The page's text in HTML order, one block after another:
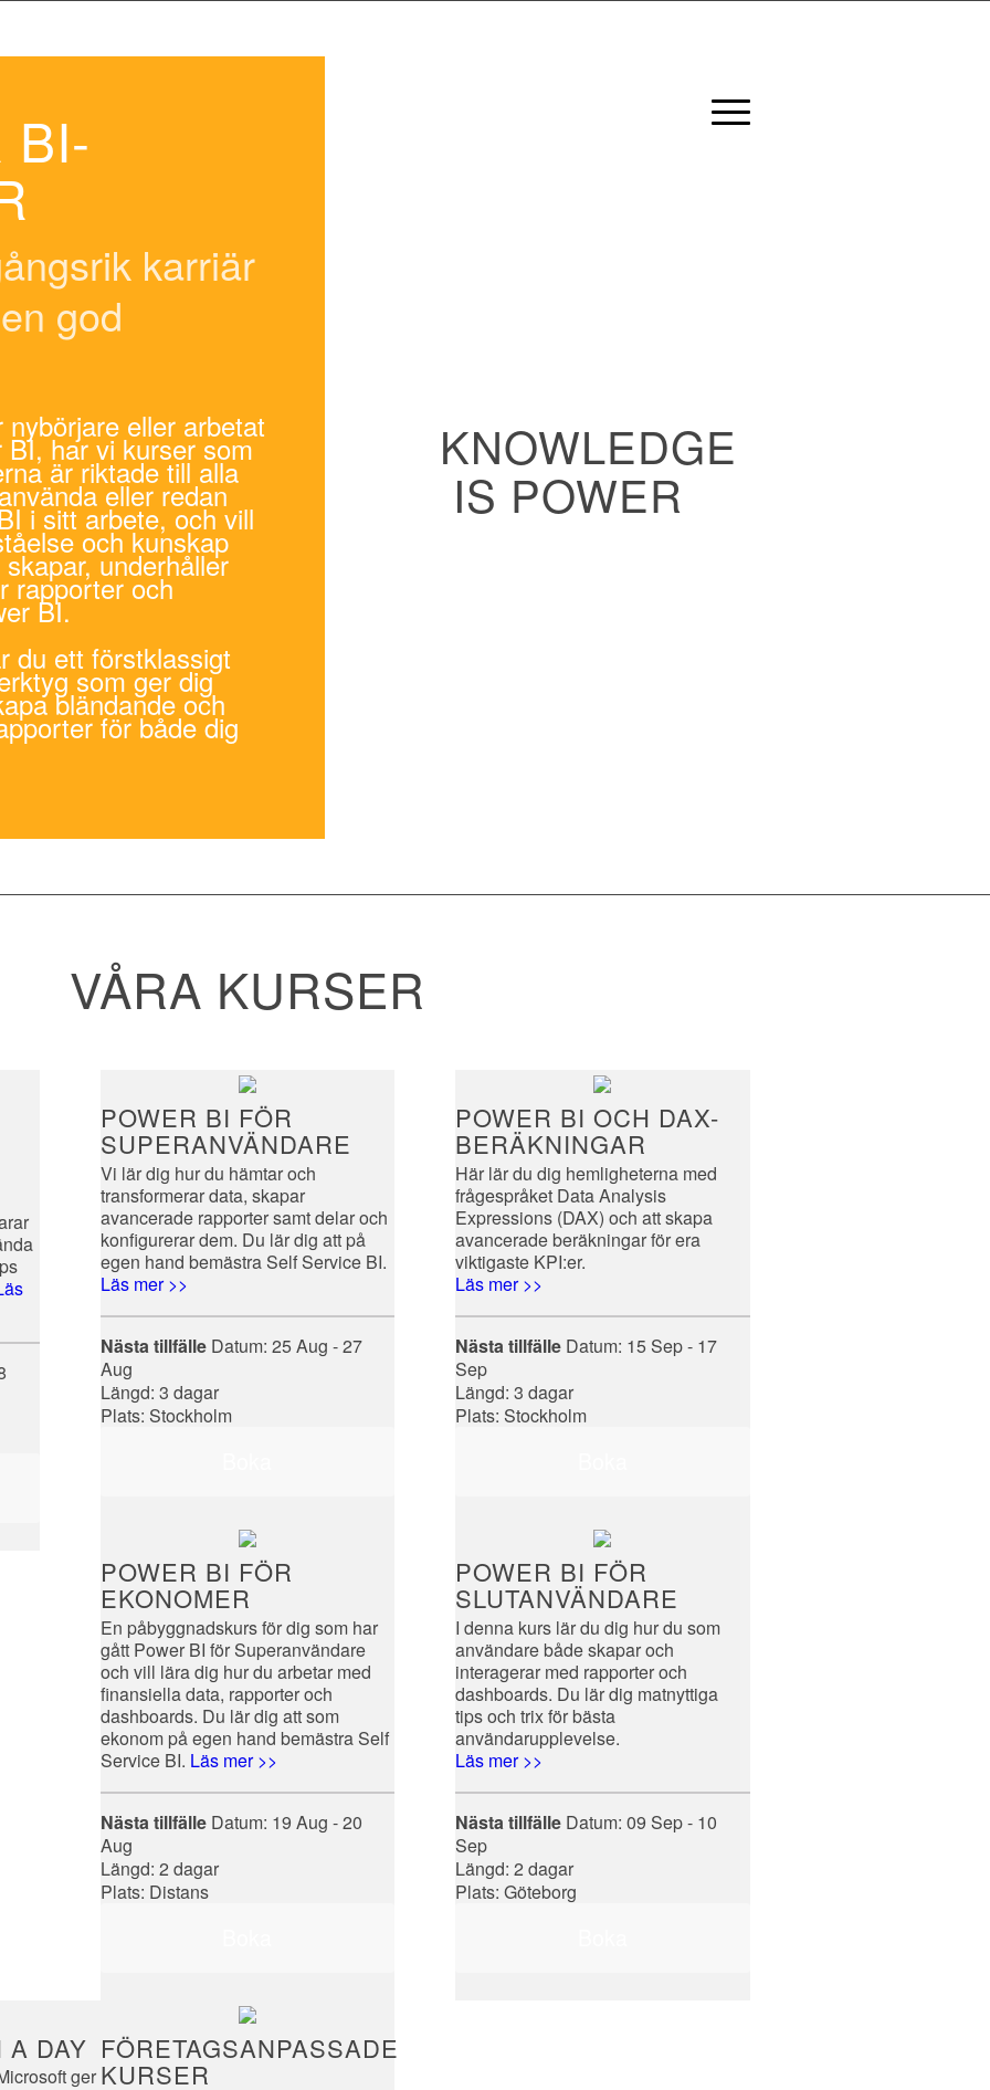
BI-
karriär
god
eller arbetat
har vi kurser som
är riktade till alla
eller redan
i sitt arbete, och vill
och kunskap
underhåller
rapporter och
BI.
du ett förstklassigt
som ger dig
bländande och
för både dig
KNOWLEDGE
IS POWER
VÅRA KURSER
POWER BI FÖR
SUPERANVÄNDARE
Vi lär dig hur du hämtar och
transformerar data, skapar
avancerade rapporter samt delar och
konfigurerar dem. Du lär dig att på
egen hand bemästra Self Service BI.
Läs mer >>
Nästa tillfälle Datum: 25 Aug - 27
Aug
Längd: 3 dagar
Plats: Stockholm
POWER BI OCH DAX-
BERÄKNINGAR
Här lär du dig hemligheterna med
frågespråket Data Analysis
Expressions (DAX) och att skapa
avancerade beräkningar för era
viktigaste KPI:er.
Läs mer >>
Nästa tillfälle Datum: 15 Sep - 17
Sep
Längd: 3 dagar
Plats: Stockholm
POWER BI FÖR
EKONOMER
En påbyggnadskurs för dig som har
gått Power BI för Superanvändare
och vill lära dig hur du arbetar med
finansiella data, rapporter och
dashboards. Du lär dig att som
ekonom på egen hand bemästra Self
Service BI. Läs mer >>
Nästa tillfälle Datum: 19 Aug - 20
Aug
Längd: 2 dagar
Plats: Distans
POWER BI FÖR
SLUTANVÄNDARE
I denna kurs lär du dig hur du som
användare både skapar och
interagerar med rapporter och
dashboards. Du lär dig matnyttiga
tips och trix för bästa
användarupplevelse.
Läs mer >>
Nästa tillfälle Datum:09 Sep - 10
Sep
Längd: 2 dagar
Plats: Göteborg
A DAY
ger
FÖRETAGSANPASSADE
KURSER